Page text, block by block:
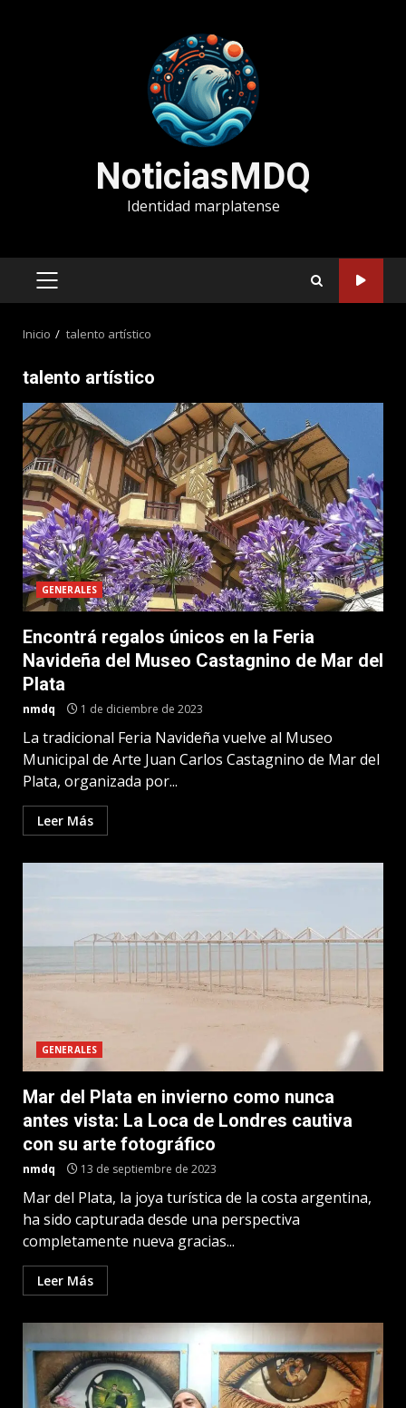
NoticiasMDQ
Identidad marplatense
MENÚ
Inicio talento artístico
talento artístico
GENERALES
Encontrá regalos únicos en la Feria
Navideña del Museo Castagnino de Mar del
Plata
nmdq 1 de diciembre de 2023
La tradicional Feria Navideña vuelve al Museo
Municipal de Arte Juan Carlos Castagnino de Mar del
Plata, organizada por...
Leer Más
GENERALES
Mar del Plata en invierno como nunca
antes vista: La Loca de Londres cautiva
con su arte fotográfico
nmdq 13 de septiembre de 2023
Mar del Plata, la joya turística de la costa argentina,
ha sido capturada desde una perspectiva
completamente nueva gracias...
Leer Más